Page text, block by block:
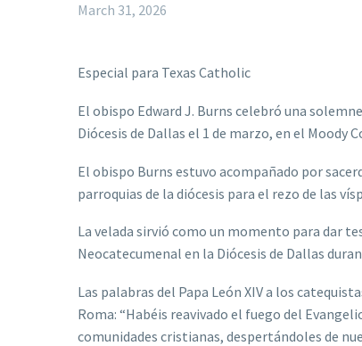
March 31, 2026
Especial para Texas Catholic
El obispo Edward J. Burns celebró una
Diócesis de Dallas el 1 de marzo, en el Moody
El obispo Burns estuvo acompañado por
parroquias de la diócesis para el rezo de las
La velada sirvió como un momento para dar
Neocatecumenal en la Diócesis de Dallas
Las palabras del Papa León XIV a los
Roma: “Habéis reavivado el fuego del
comunidades cristianas, despertándoles de